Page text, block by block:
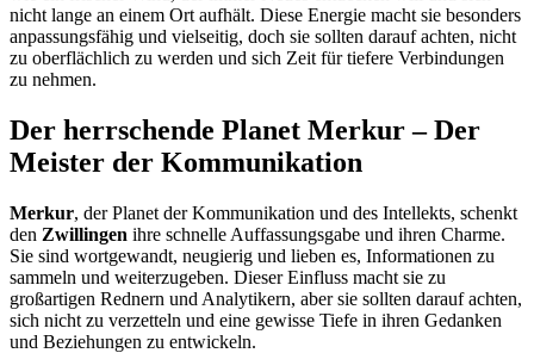
nicht lange an einem Ort aufhält. Diese Energie macht sie besonders
anpassungsfähig und vielseitig, doch sie sollten darauf achten, nicht
zu oberflächlich zu werden und sich Zeit für tiefere Verbindungen
zu nehmen.
Der herrschende Planet Merkur – Der
Meister der Kommunikation
Merkur, der Planet der Kommunikation und des Intellekts, schenkt
den Zwillingen ihre schnelle Auffassungsgabe und ihren Charme.
Sie sind wortgewandt, neugierig und lieben es, Informationen zu
sammeln und weiterzugeben. Dieser Einfluss macht sie zu
großartigen Rednern und Analytikern, aber sie sollten darauf achten,
sich nicht zu verzetteln und eine gewisse Tiefe in ihren Gedanken
und Beziehungen zu entwickeln.